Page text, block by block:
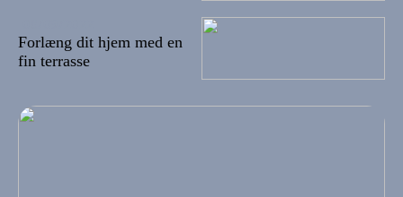
Forlæng dit hjem med en
fin terrasse